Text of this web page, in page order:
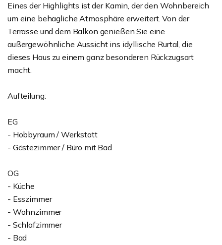
Eines der Highlights ist der Kamin, der den Wohnbereich
um eine behagliche Atmosphäre erweitert. Von der
Terrasse und dem Balkon genießen Sie eine
außergewöhnliche Aussicht ins idyllische Rurtal, die
dieses Haus zu einem ganz besonderen Rückzugsort
macht.
Aufteilung:
EG
- Hobbyraum / Werkstatt
- Gästezimmer / Büro mit Bad
OG
- Küche
- Esszimmer
- Wohnzimmer
- Schlafzimmer
- Bad